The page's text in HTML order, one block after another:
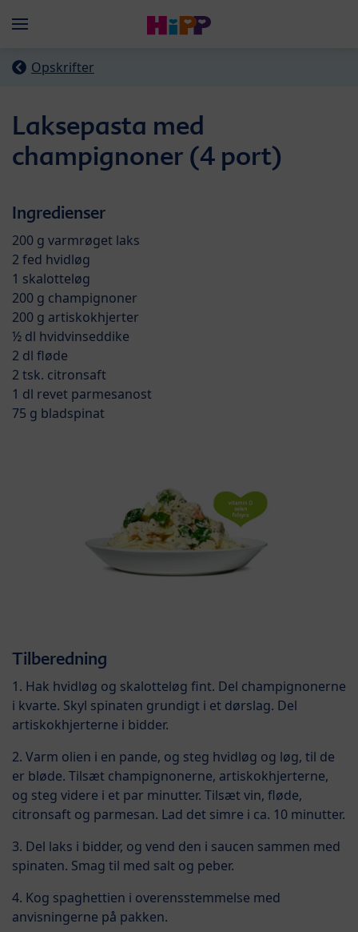
Menü
Opskrifter
Laksepasta med
champignoner (4 port)
Ingredienser
200 g varmrøget laks
2 fed hvidløg
1 skalotteløg
200 g champignoner
200 g artiskokhjerter
½ dl hvidvinseddike
2 dl fløde
2 tsk. citronsaft
1 dl revet parmesanost
75 g bladspinat
Tilberedning
1. Hak hvidløg og skalotteløg fint. Del champignonerne
i kvarte. Skyl spinaten grundigt i et dørslag. Del
artiskokhjerterne i bidder.
2. Varm olien i en pande, og steg hvidløg og løg, til de
er bløde. Tilsæt champignonerne, artiskokhjerterne,
og steg videre i et par minutter. Tilsæt vin, fløde,
citronsaft og parmesan. Lad det simre i ca. 10 minutter.
3. Del laks i bidder, og vend den i saucen sammen med
spinaten. Smag til med salt og peber.
4. Kog spaghettien i overensstemmelse med
anvisningerne på pakken.